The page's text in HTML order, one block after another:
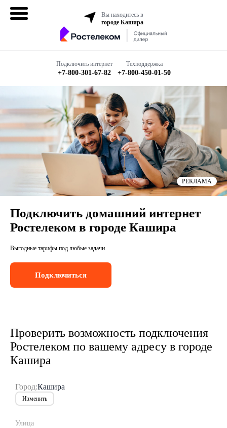
Вы находитесь в
городе Кашира
Подключить интернет
+7-800-301-67-82
Техподдержка
+7-800-450-01-50
Интернет + ТВ
Все в одном
Все тарифы
Мобильная
Бизнесу
Подключить домашний интернет
Ростелеком в городе Кашира
Выгодные тарифы под любые задачи
Подключиться
РЕКЛАМА
Проверить возможность подключения
Ростелеком по вашему адресу в городе
Кашира
Город:Кашира
Изменить